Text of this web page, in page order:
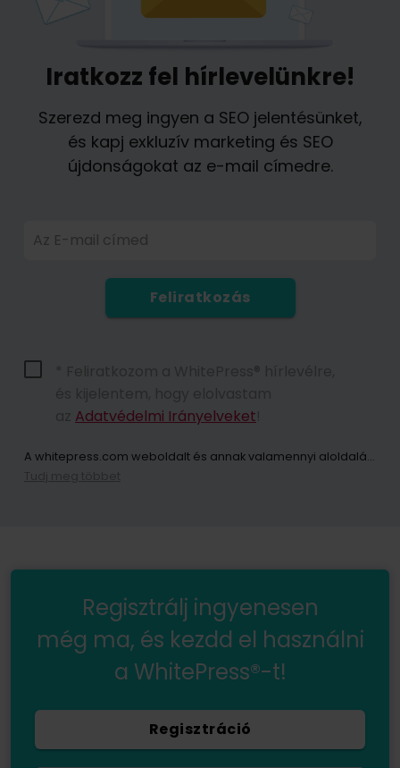
Iratkozz fel hírlevelünkre!
Szerezd meg ingyen a SEO jelentésünket,
és kapj exkluzív marketing és SEO
újdonságokat az e-mail címedre.
Az E-mail címed
Feliratkozás
Adatvédelmi Irányelveket
A whitepress.com weboldalt és annak valamennyi aloldalát (a továbbiakban: Weboldal) használó személyek személyes adatainak kezelője az Európai Parlament és a Tanács 2016. április 27-i (EU) 2016/679 rendelete értelmében a személyes adatok feldolgozásával és az ilyen adatok szabad áramlásával, valamint a 95/46/EK irányelv (a továbbiakban: GDPR) hatályon kívül helyezése tekintetében közösen „WhitePress Kft, amelynek székhelye 2161 Csomád, Verebeshegy utca 11 és bekerült a Bielsko-Biała Kerületi Bíróság által vezetett Nemzeti Bírósági Nyilvántartás vállalkozói nyilvántartásába, az Országos Bírósági Nyilvántartás 8. Kereskedelmi Osztálya KRS-számon: 0000651339, NIP: 9372667797, REGON: 243400145 és egyéb cégek a
Regisztrálj ingyenesen
még ma, és kezdd el használni
a WhitePress®-t!
Regisztráció